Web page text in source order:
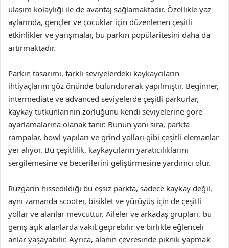
ulaşım kolaylığı ile de avantaj sağlamaktadır. Özellikle yaz
aylarında, gençler ve çocuklar için düzenlenen çeşitli
etkinlikler ve yarışmalar, bu parkın popülaritesini daha da
artırmaktadır.
Parkın tasarımı, farklı seviyelerdeki kaykaycıların
ihtiyaçlarını göz önünde bulundurarak yapılmıştır. Beginner,
intermediate ve advanced seviyelerde çeşitli parkurlar,
kaykay tutkunlarının zorluğunu kendi seviyelerine göre
ayarlamalarına olanak tanır. Bunun yanı sıra, parkta
rampalar, bowl yapıları ve grind yolları gibi çeşitli elemanlar
yer alıyor. Bu çeşitlilik, kaykaycıların yaratıcılıklarını
sergilemesine ve becerilerini geliştirmesine yardımcı olur.
Rüzgarın hissedildiği bu eşsiz parkta, sadece kaykay değil,
aynı zamanda scooter, bisiklet ve yürüyüş için de çeşitli
yollar ve alanlar mevcuttur. Aileler ve arkadaş grupları, bu
geniş açık alanlarda vakit geçirebilir ve birlikte eğlenceli
anlar yaşayabilir. Ayrıca, alanın çevresinde piknik yapmak